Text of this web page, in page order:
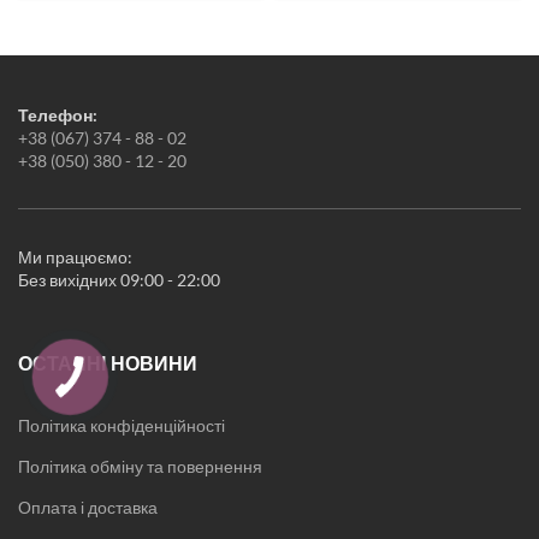
Пледи
Жіноча білизна
Піжами
Нічні сорочки
Кухонні аксесуари
Телефон:
+38 (067) 374 - 88 - 02
+38 (050) 380 - 12 - 20
Ми працюємо:
Без вихідних 09:00 - 22:00
ОСТАННІ НОВИНИ
Політика конфіденційності
Політика обміну та повернення
Оплата і доставка